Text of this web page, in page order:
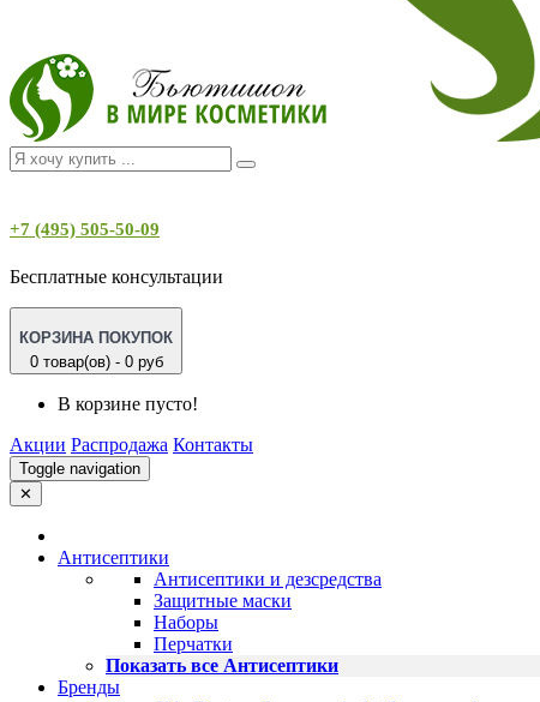
+7 (495) 505-50-09
Бесплатные консультации
КОРЗИНА ПОКУПОК
0 товар(ов) - 0 руб
В корзине пусто!
Акции Распродажа Контакты
Toggle navigation
✕
Антисептики
Антисептики и дезсредства
Защитные маски
Наборы
Перчатки
Показать все Антисептики
Бренды